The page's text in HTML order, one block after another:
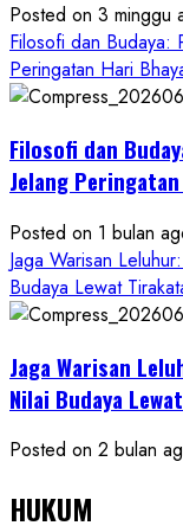
Posted on 3 minggu
Filosofi dan Budaya:
Peringatan Hari
Filosofi dan
Jelang
Posted on 1 bulan
Jaga Warisan
Budaya Lewat
Jaga Warisan
Nilai Budaya
Posted on 2 bulan
HUKUM